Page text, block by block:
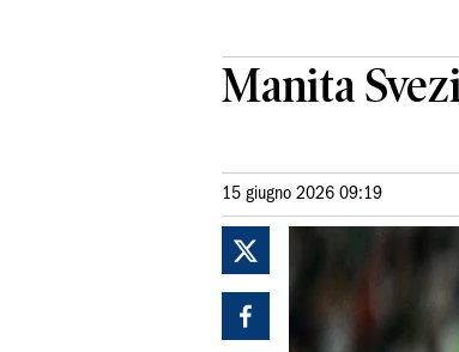
Manita
15 giugno 2026 09:19